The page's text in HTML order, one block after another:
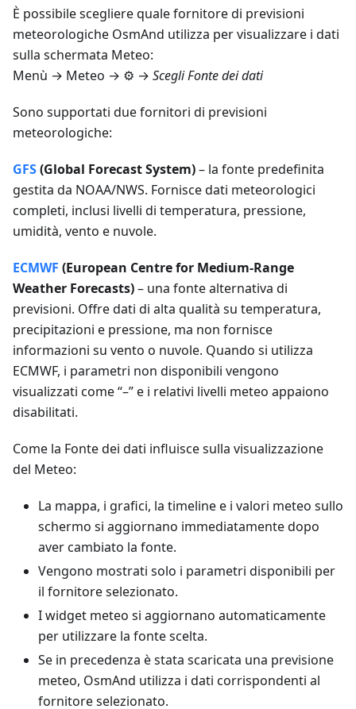
È possibile scegliere quale fornitore di previsioni
meteorologiche OsmAnd utilizza per visualizzare i dati
sulla schermata Meteo:
Menù → Meteo → ⚙️ → Scegli Fonte dei dati
Sono supportati due fornitori di previsioni
meteorologiche:
GFS(Global Forecast System)– la fonte predefinita
gestita da NOAA/NWS. Fornisce dati meteorologici
completi, inclusi livelli di temperatura, pressione,
umidità, vento e nuvole.
ECMWF (European Centre for Medium-Range
Weather Forecasts)– una fonte alternativa di
previsioni. Offre dati di alta qualità su temperatura,
precipitazioni e pressione, ma non fornisce
informazioni su vento o nuvole. Quando si utilizza
ECMWF, i parametri non disponibili vengono
visualizzati come “–” e i relativi livelli meteo appaiono
disabilitati.
Come la Fonte dei dati influisce sulla visualizzazione
del Meteo:
La mappa, i grafici, la timeline e i valori meteo sullo
schermo si aggiornano immediatamente dopo
aver cambiato la fonte.
Vengono mostrati solo i parametri disponibili per
il fornitore selezionato.
I widget meteo si aggiornano automaticamente
per utilizzare la fonte scelta.
Se in precedenza è stata scaricata una previsione
meteo, OsmAnd utilizza i dati corrispondenti al
fornitore selezionato.